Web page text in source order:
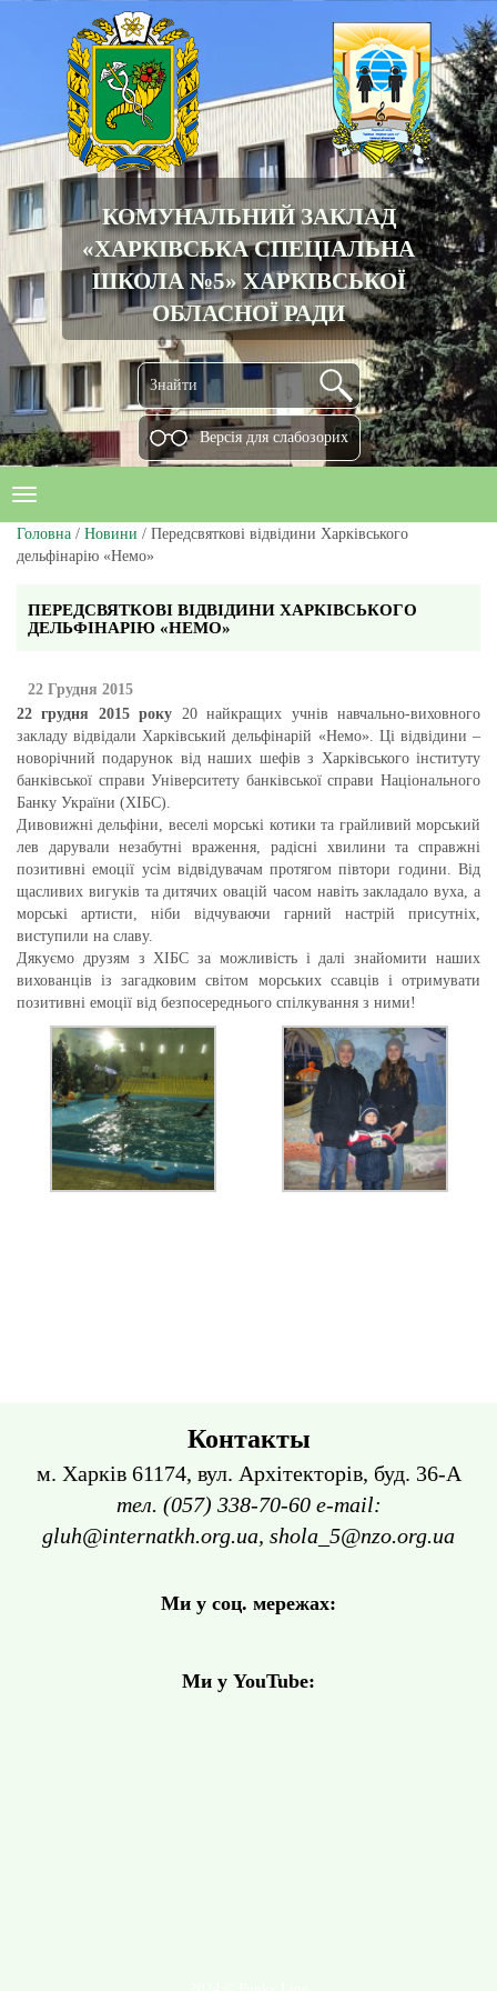
КОМУНАЛЬНИЙ ЗАКЛАД
«ХАРКІВСЬКА СПЕЦІАЛЬНА
ШКОЛА №5» ХАРКІВСЬКОЇ
ОБЛАСНОЇ РАДИ
Версiя для слабозорих
Головна / Новини / Передсвяткові відвідини Харківського
дельфінарію «Немо»
ПЕРЕДСВЯТКОВІ ВІДВІДИНИ ХАРКІВСЬКОГО
ДЕЛЬФІНАРІЮ «НЕМО»
22 Грудня 2015
22 грудня 2015 року 20 найкращих учнів навчально-виховного
закладу відвідали Харківський дельфінарій «Немо». Ці відвідини –
новорічний подарунок від наших шефів з Харківського інституту
банківської справи Університету банківської справи Національного
Банку України (ХІБС).
Дивовижні дельфіни, веселі морські котики та грайливий морський
лев дарували незабутні враження, радісні хвилини та справжні
позитивні емоції усім відвідувачам протягом півтори години. Від
щасливих вигуків та дитячих овацій часом навіть закладало вуха, а
морські артисти, ніби відчуваючи гарний настрій присутніх,
виступили на славу.
Дякуємо друзям з ХІБС за можливість і далі знайомити наших
вихованців із загадковим світом морських ссавців і отримувати
позитивні емоції від безпосереднього спілкування з ними!
Контакты
м. Харків 61174, вул. Архітекторів, буд. 36-А
тел. (057) 338-70-60 e-mail:
gluh@internatkh.org.ua, shola_5@nzo.org.ua
Ми у соц. мережах:
Ми у YouTube: